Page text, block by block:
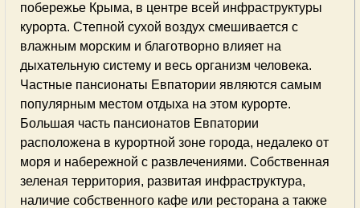
побережье Крыма, в центре всей инфраструктуры
курорта. Степной сухой воздух смешивается с
влажным морским и благотворно влияет на
дыхательную систему и весь организм человека.
Частные пансионаты Евпатории являются самым
популярным местом отдыха на этом курорте.
Большая часть пансионатов Евпатории
расположена в курортной зоне города, недалеко от
моря и набережной с развлечениями. Собственная
зеленая территория, развитая инфраструктура,
наличие собственного кафе или ресторана а также